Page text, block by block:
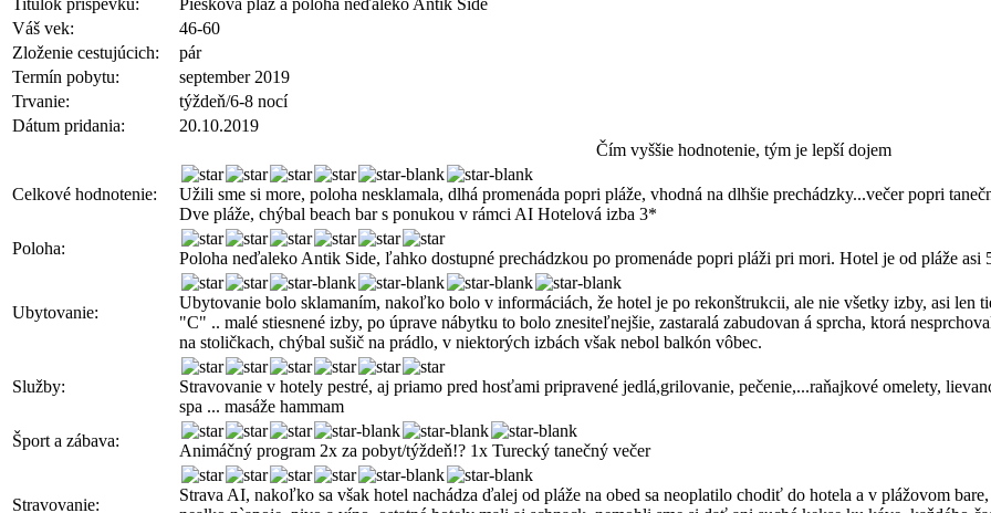
Váš vek:
46-60
Zloženie cestujúcich:
pár
Termín pobytu:
september 2019
Trvanie:
týždeň/6-8 nocí
Dátum pridania:
20.10.2019
Čím vyššie hodnotenie, tým je lepší dojem
Celkové hodnotenie:
Užili sme si more, poloha nesklamala, dlhá promenáda popri pláže, vhodná na dlhšie prechádzky...večer popri
Dve pláže, chýbal beach bar s ponukou v rámci AI Hotelová izba 3*
Poloha:
Poloha neďaleko Antik Side, ľahko dostupné prechádzkou po promenáde popri pláži pri mori. Hotel je od pláže asi
Ubytovanie:
Ubytovanie bolo sklamaním, nakoľko bolo v informáciách, že hotel je po rekonštrukcii, ale nie všetky izby, asi len
"C" .. malé stiesnené izby, po úprave nábytku to bolo znesiteľnejšie, zastaralá zabudovan á sprcha, ktorá
na stoličkach, chýbal sušič na prádlo, v niektorých izbách však nebol balkón vôbec.
Služby:
Stravovanie v hotely pestré, aj priamo pred hosťami pripravené jedlá,grilovanie, pečenie,...raňajkové omelety,
spa ... masáže hammam
Šport a zábava:
Animáčný program 2x za pobyt/týždeň!? 1x Turecký tanečný večer
Stravovanie:
Strava AI, nakoľko sa však hotel nachádza ďalej od pláže na obed sa neoplatilo chodiť do hotela a v plážovom